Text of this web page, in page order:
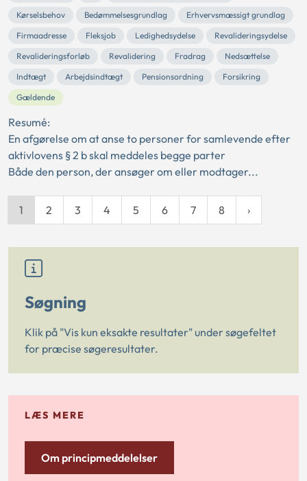
Kørselsbehov
Bedømmelsesgrundlag
Erhvervsmæssigt grundlag
Firmaadresse
Fleksjob Ledighedsydelse
Revalideringsydelse
Revalideringsforløb
Revalidering Fradrag
Nedsættelse
Indtægt
Arbejdsindtægt Pensionsordning
Forsikring
Gældende
Resumé:
En afgørelse om at anse to personer for samlevende efter
aktivlovens § 2 b skal meddeles begge parter
Både den person, der ansøger om eller modtager...
1 2 3 4 5 6 7 8
Søgning
Klik på "Vis kun eksakte resultater" under søgefeltet
for præcise søgeresultater.
LÆS MERE
Om principmeddelelser